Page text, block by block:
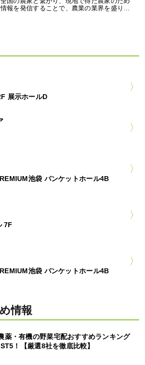
報を発信することで、農業の業界を盛り…
展示ホールD
池袋 バンケットホール4B
7F
池袋 バンケットホール4B
情報
薬・有機の野菜宅配おすすめランキング
！【厳選8社を徹底比較】